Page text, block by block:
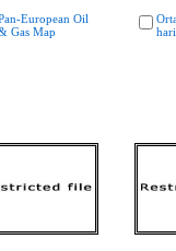
European Oil
Gas Map